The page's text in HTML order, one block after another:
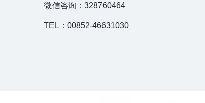
微信咨询：328760464
TEL：00852-46631030